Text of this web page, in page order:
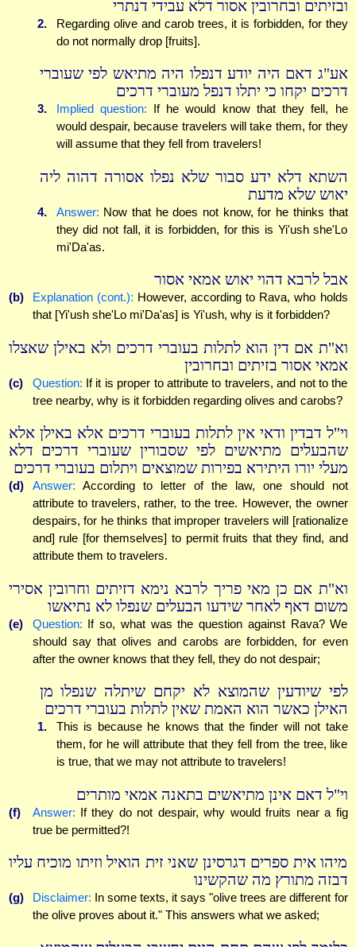
ובזיתים ובחרובין אסור דלא עבידי דנתרי
2.
Regarding olive and carob trees, it is forbidden, for they
do not normally drop [fruits].
אע"ג דאם היה יודע דנפלו היה מתיאש לפי שעוברי
דרכים יקחו כי יתלו דנפל מעוברי דרכים
3. Implied question: If he would know that they fell, he
would despair, because travelers will take them, for they
will assume that they fell from travelers!
השתא דלא ידע סבור שלא נפלו אסורה דהוה ליה
יאוש שלא מדעת
4. Answer: Now that he does not know, for he thinks that
they did not fall, it is forbidden, for this is Yi'ush she'Lo
mi'Da'as.
אבל לרבא דהוי יאוש אמאי אסור
(b) Explanation (cont.): However, according to Rava, who holds
that [Yi'ush she'Lo mi'Da'as] is Yi'ush, why is it forbidden?
וא"ת אם דין הוא לתלות בעוברי דרכים ולא באילן שאצלו
אמאי אסור בזיתים ובחרובין
(c) Question: If it is proper to attribute to travelers, and not to the
tree nearby, why is it forbidden regarding olives and carobs?
וי"ל דבדין ודאי אין לתלות בעוברי דרכים אלא באילן אלא
שהבעלים מתיאשים לפי שסבורין שעוברי דרכים דלא
מעלי יורו היתירא בפירות שמוצאים ויתלום בעוברי דרכים
(d) Answer: According to letter of the law, one should not
attribute to travelers, rather, to the tree. However, the owner
despairs, for he thinks that improper travelers will [rationalize
and] rule [for themselves] to permit fruits that they find, and
attribute them to travelers.
וא"ת אם כן מאי פריך לרבא נימא דזיתים וחרובין אסירי
משום דאף לאחר שידעו הבעלים שנפלו לא נתיאשו
(e) Question: If so, what was the question against Rava? We
should say that olives and carobs are forbidden, for even
after the owner knows that they fell, they do not despair;
לפי שיודעין שהמוצא לא יקחם שיתלה שנפלו מן
האילן כאשר הוא האמת שאין לתלות בעוברי דרכים
1.
This is because he knows that the finder will not take
them, for he will attribute that they fell from the tree, like
is true, that we may not attribute to travelers!
וי"ל דאם אינן מתיאשים בתאנה אמאי מותרים
(f) Answer: If they do not despair, why would fruits near a fig
true be permitted?!
מיהו אית ספרים דגרסינן שאני זית הואיל וזיתו מוכיח עליו
דבזה מתורץ מה שהקשינו
(g) Disclaimer: In some texts, it says "olive trees are different for
the olive proves about it." This answers what we asked;